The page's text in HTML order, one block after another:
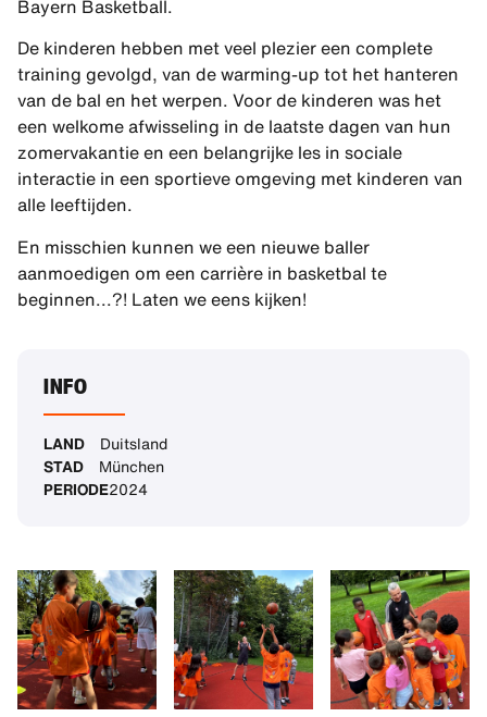
Bayern Basketball.
De kinderen hebben met veel plezier een complete
training gevolgd, van de warming-up tot het hanteren
van de bal en het werpen. Voor de kinderen was het
een welkome afwisseling in de laatste dagen van hun
zomervakantie en een belangrijke les in sociale
interactie in een sportieve omgeving met kinderen van
alle leeftijden.
En misschien kunnen we een nieuwe baller
aanmoedigen om een ​​carrière in basketbal te
beginnen...?! Laten we eens kijken!
INFO
LAND Duitsland
STAD München
PERIODE2024